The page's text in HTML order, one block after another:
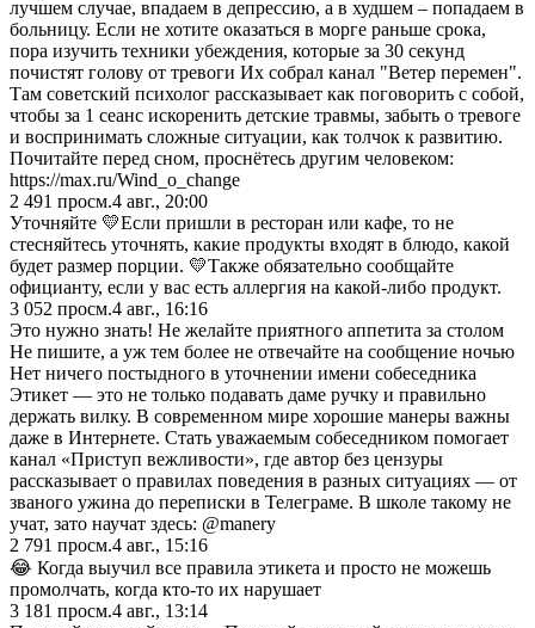
лучшем случае, впадаем в депрессию, а в худшем – попадаем в
больницу. Если не хотите оказаться в морге раньше срока,
пора изучить техники убеждения, которые за 30 секунд
почистят голову от тревоги Их собрал канал "Ветер перемен".
Там советский психолог рассказывает как поговорить с собой,
чтобы за 1 сеанс искоренить детские травмы, забыть о тревоге
и воспринимать сложные ситуации, как толчок к развитию.
Почитайте перед сном, проснётесь другим человеком:
https://max.ru/Wind_o_change
2 491 просм.4 авг., 20:00
Уточняйте 💛Если пришли в ресторан или кафе, то не
стесняйтесь уточнять, какие продукты входят в блюдо, какой
будет размер порции. 💛Также обязательно сообщайте
официанту, если у вас есть аллергия на какой-либо продукт.
3 052 просм.4 авг., 16:16
Это нужно знать! Не желайте приятного аппетита за столом
Не пишите, а уж тем более не отвечайте на сообщение ночью
Нет ничего постыдного в уточнении имени собеседника
Этикет — это не только подавать даме ручку и правильно
держать вилку. В современном мире хорошие манеры важны
даже в Интернете. Стать уважаемым собеседником помогает
канал «Приступ вежливости», где автор без цензуры
рассказывает о правилах поведения в разных ситуациях — от
званого ужина до переписки в Телеграме. В школе такому не
учат, зато научат здесь: @manery
2 791 просм.4 авг., 15:16
😂 Когда выучил все правила этикета и просто не можешь
промолчать, когда кто-то их нарушает
3 181 просм.4 авг., 13:14